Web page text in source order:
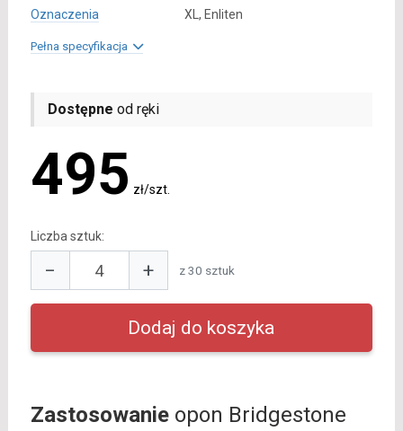
Oznaczenia
XL, Enliten
Pełna specyfikacja
Dostępne od ręki
495 zł/szt.
Liczba sztuk:
− + z 30 sztuk
Zastosowanieopon Bridgestone